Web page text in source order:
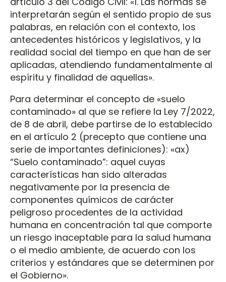
interpretarán según el sentido propio de sus
palabras, en relación con el contexto, los
antecedentes históricos y legislativos, y la
realidad social del tiempo en que han de ser
aplicadas, atendiendo fundamentalmente al
espíritu y finalidad de aquellas».
Para determinar el concepto de «suelo
contaminado» al que se refiere la Ley 7/2022,
de 8 de abril, debe partirse de lo establecido
en el artículo 2 (precepto que contiene una
serie de importantes definiciones): «ax)
“Suelo contaminado”: aquel cuyas
características han sido alteradas
negativamente por la presencia de
componentes químicos de carácter
peligroso procedentes de la actividad
humana en concentración tal que comporte
un riesgo inaceptable para la salud humana
o el medio ambiente, de acuerdo con los
criterios y estándares que se determinen por
el Gobierno».